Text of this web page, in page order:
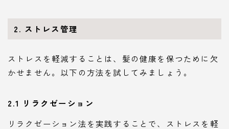
2. ストレス管理
ストレスを軽減することは、髪の健康を保つために欠
かせません。以下の方法を試してみましょう。
2.1 リラクゼーション
リラクゼーション法を実践することで、ストレスを軽